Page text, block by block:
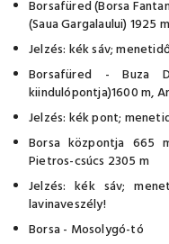
Borsafüred (Borsa
(Saua Gargalaului) 1925 m
Jelzés: kék sáv;
Borsafüred - Buza
kiindulópontja)1600 m,
Jelzés: kék pont;
Borsa központja 665
Pietros-csúcs 2305 m
Jelzés: kék sáv;
lavinaveszély!
Borsa - Mosolygó-tó